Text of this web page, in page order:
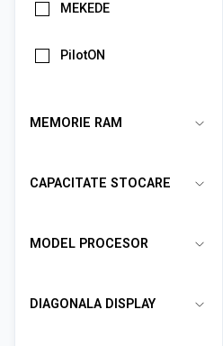
MEKEDE
PilotON
MEMORIE RAM
CAPACITATE STOCARE
MODEL PROCESOR
DIAGONALA DISPLAY